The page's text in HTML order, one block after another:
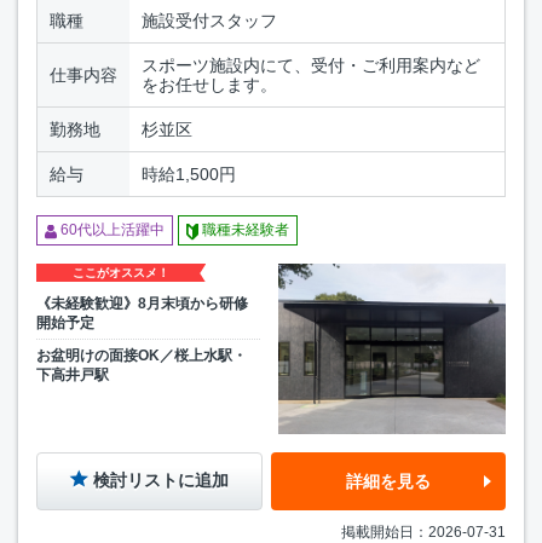
職種 施設受付スタッフ
仕事内容
スポーツ施設内にて、受付・ご利用案内など
をお任せします。
勤務地 杉並区
給与 時給1,500円
60代以上活躍中 職種未経験者
ここがオススメ！
《未経験歓迎》8月末頃から研修
開始予定
お盆明けの面接OK／桜上水駅・
下高井戸駅
検討リストに追加 詳細を見る
掲載開始日：2026-07-31